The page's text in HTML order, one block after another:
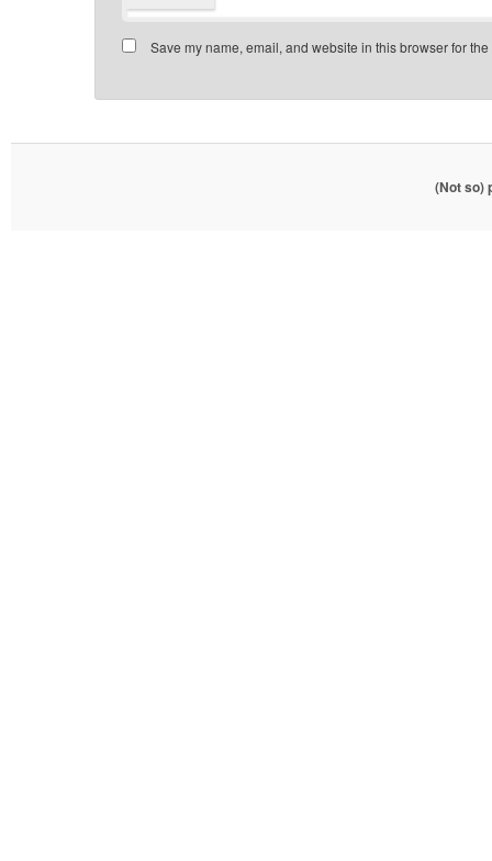
Save my name, email, and website in this browser for
(Not so)